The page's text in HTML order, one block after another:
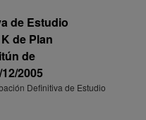
de Estudio
de Plan
de
2005
Definitiva de Estudio